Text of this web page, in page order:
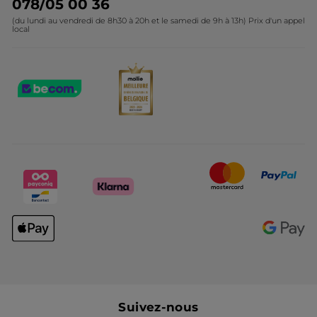
078/05 00 36
(du lundi au vendredi de 8h30 à 20h et le samedi de 9h à 13h) Prix d'un appel
local
Suivez-nous